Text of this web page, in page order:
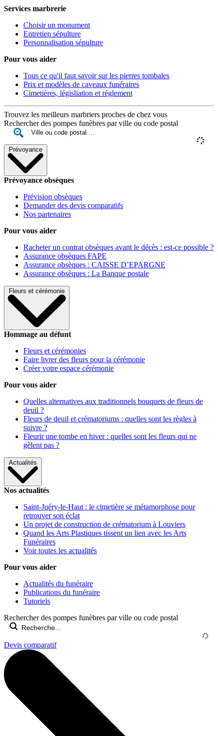
Services marbrerie
Choisir un monument
Entretien sépulture
Personnalisation sépulture
Pour vous aider
Tous ce qu'il faut savoir sur les pierres tombales
Prix et modèles de caveaux funéraires
Cimetières, législiation et réglement
Trouvez les meilleurs marbriers proches de chez vous
Rechercher des pompes funèbres par ville ou code postal
Prévoyance
Prévoyance obsèques
Prévision obsèques
Demander des devis comparatifs
Nos partenaires
Pour vous aider
Racheter un contrat obsèques avant le décès : est-ce possible ?
Assurance obsèques FAPE
Assurance obsèques : CAISSE D’EPARGNE
Assurance obsèques : La Banque postale
Fleurs et cérémonie
Hommage au défunt
Fleurs et cérémonies
Faire livrer des fleurs pour la cérémonie
Créer votre espace cérémonie
Pour vous aider
Quelles alternatives aux traditionnels bouquets de fleurs de
deuil ?
Fleurs de deuil et crématoriums : quelles sont les règles à
suivre ?
Fleurir une tombe en hiver : quelles sont les fleurs qui ne
gèlent pas ?
Actualités
Nos actualités
Saint-Juéry-le-Haut : le cimetière se métamorphose pour
retrouver son éclat
Un projet de construction de crématorium à Louviers
Quand les Arts Plastiques tissent un lien avec les Arts
Funéraires
Voir toutes les actualités
Pour vous aider
Actualités du funéraire
Publications du funéraire
Tutoriels
Rechercher des pompes funèbres par ville ou code postal
Devis comparatif